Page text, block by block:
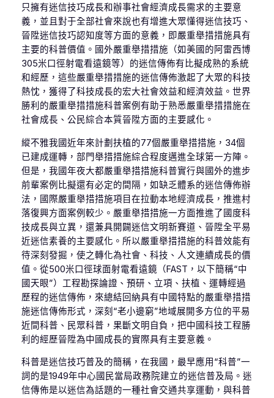
只擁有迷信技巧成長和辦事社會經濟成長需求的主要意
義，並且對于全部社會來說也有增進大眾懂得迷信技巧、
晉陞迷信技巧認知度等方面的意義，即嚴重舉措措施具有
主要的科普價值。國外嚴重舉措措施（如美國的阿雷西博
305米口徑射電看遠鏡等）的迷信傳佈有比擬成熟的系統
和經歷，這些嚴重舉措措施的迷信傳佈激起了大眾的科技
熱忱，獲得了科技成長的宏大社會效益和經濟效益。世界
勝利的嚴重舉措措施科普案例有助于熟悉嚴重舉措措施在
社會成長、公民綜合本質晉陞方面的主要感化。
縱不雅我國近年來計劃扶植的77個嚴重舉措措施，34個
已建成運轉，部門舉措措施綜合程度邁進全球第一方陣。
但是，我國年夜大都嚴重舉措措施科普實行與國外的進步
前輩案例比擬還有必定的間隔，如缺乏體系的迷信傳佈辦
法，國際嚴重舉措措施項目在拉動本地經濟成長，推進村
落復興方面案例較少。嚴重舉措措施一方面推進了國度科
技成長與立異，還兼具開闢迷信文明新賽道、晉陞全平易
近迷信素養的主要感化。所以嚴重舉措措施的科普效能有
待深刻發掘，使之轉化為社會、科技、人文連續成長的價
值。從500米口徑球面射電看遠鏡（FAST，以下簡稱“中
國天眼”）工程勘探論證、預研、立項、扶植、運轉經過
歷程的迷信傳佈，來總結回納具有中國特點的嚴重舉措措
施迷信傳佈形式，深刻“老小邊窮”地域展開多方位的平易
近間科普、民眾科普，果斷文明自負，把中國科技工程勝
利的經歷晉陞為中國成長的實際具有主要意義。
科普是迷信技巧普及的簡稱，在我國，最早應用“科普”一
詞的是1949年中心國民當局政務院建立的迷信普及局。迷
信傳佈是以迷信為話題的一種社會交通共享運動，與科普